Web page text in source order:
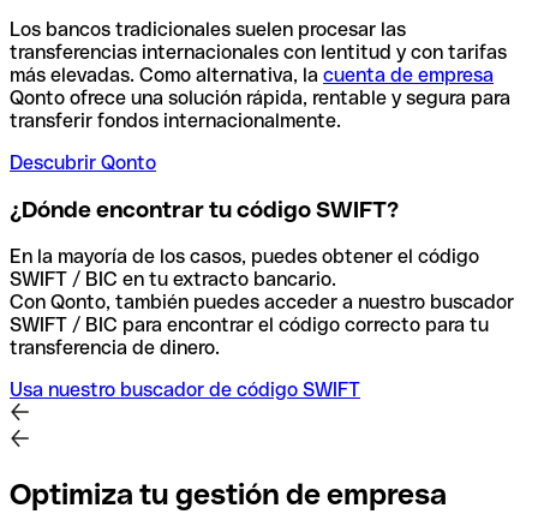
Los bancos tradicionales suelen procesar las
transferencias internacionales con lentitud y con tarifas
más elevadas. Como alternativa, la cuenta de empresa
Qonto ofrece una solución rápida, rentable y segura para
transferir fondos internacionalmente.
Descubrir Qonto
¿Dónde encontrar tu código SWIFT?
En la mayoría de los casos, puedes obtener el código
SWIFT / BIC en tu extracto bancario.
Con Qonto, también puedes acceder a nuestro buscador
SWIFT / BIC para encontrar el código correcto para tu
transferencia de dinero.
Usa nuestro buscador de código SWIFT
Optimiza tu gestión de empresa